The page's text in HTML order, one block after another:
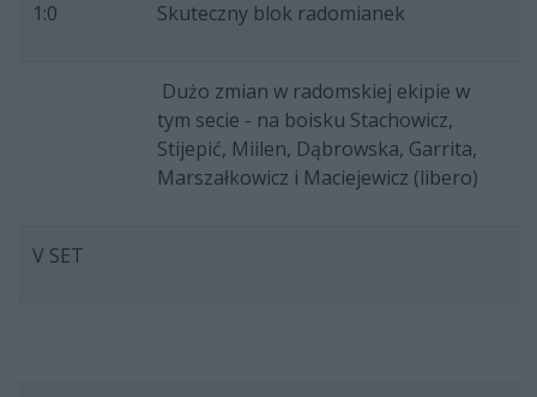
1:0 Skuteczny blok radomianek
Dużo zmian w radomskiej ekipie w
tym secie - na boisku Stachowicz,
Stijepić, Miilen, Dąbrowska, Garrita,
Marszałkowicz i Maciejewicz (libero)
V SET